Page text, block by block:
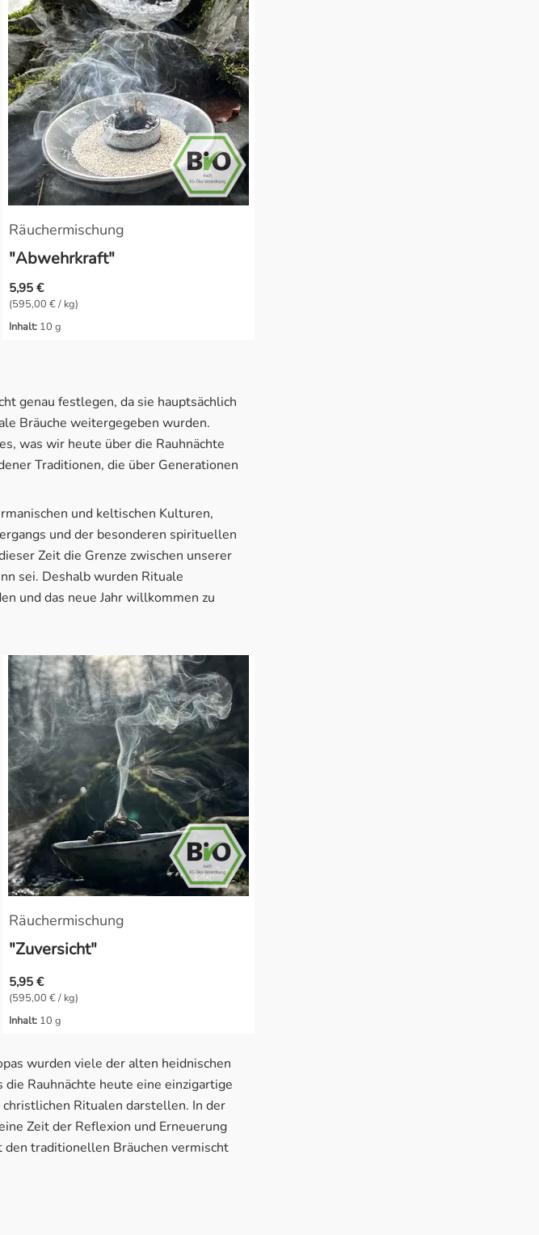
Räuchermischung
"Abwehrkraft"
5,95 €
(595,00 € / kg)
Inhalt: 10 g
genau festlegen, da sie hauptsächlich
Bräuche weitergegeben wurden.
was wir heute über die Rauhnächte
Traditionen, die über Generationen
und keltischen Kulturen,
und der besonderen spirituellen
Zeit die Grenze zwischen unserer
sei. Deshalb wurden Rituale
und das neue Jahr willkommen zu
Räuchermischung
"Zuversicht"
5,95 €
(595,00 € / kg)
Inhalt: 10 g
wurden viele der alten heidnischen
Rauhnächte heute eine einzigartige
Ritualen darstellen. In der
Zeit der Reflexion und Erneuerung
traditionellen Bräuchen vermischt